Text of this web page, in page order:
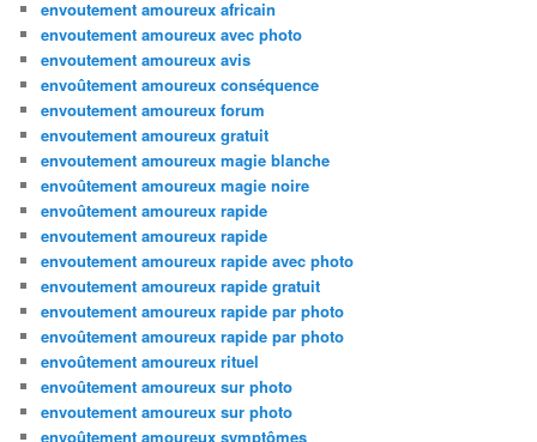
envoutement amoureux africain
envoutement amoureux avec photo
envoutement amoureux avis
envoûtement amoureux conséquence
envoutement amoureux forum
envoutement amoureux gratuit
envoutement amoureux magie blanche
envoûtement amoureux magie noire
envoûtement amoureux rapide
envoutement amoureux rapide
envoutement amoureux rapide avec photo
envoutement amoureux rapide gratuit
envoutement amoureux rapide par photo
envoûtement amoureux rapide par photo
envoûtement amoureux rituel
envoûtement amoureux sur photo
envoutement amoureux sur photo
envoûtement amoureux symptômes